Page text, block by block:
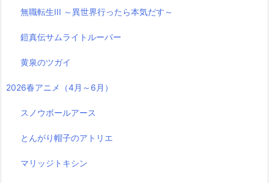
無職転生III ～異世界行ったら本気だす～
鎧真伝サムライトルーパー
黄泉のツガイ
2026春アニメ（4月～6月）
スノウボールアース
とんがり帽子のアトリエ
マリッジトキシン